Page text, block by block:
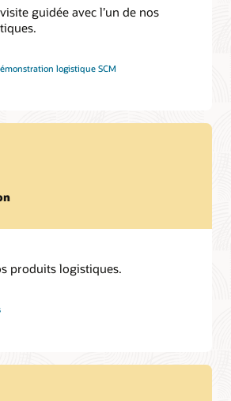
guidée avec l’un de nos
logistique SCM
produits logistiques.